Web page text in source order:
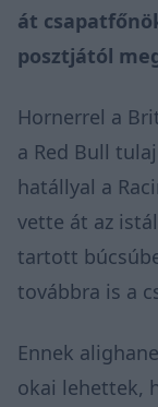
át
posztjától
Hornerrel a
a Red Bull
hatállyal a
vette át az
tartott
továbbra is a
Ennek
okai lehettek,